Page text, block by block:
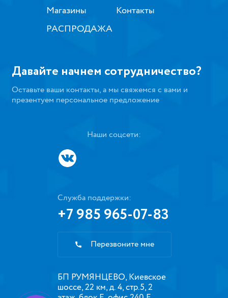
Магазины
РАСПРОДАЖА
Контакты
Давайте начнем сотрудничество?
Оставьте ваши контакты, а мы свяжемся с вами и
презентуем персональное предложение
Наши соцсети:
Служба поддержки:
+7 985 965-07-83
Перезвоните мне
БП РУМЯНЦЕВО, Киевское
шоссе, 22 км, д. 4, стр.5, 2